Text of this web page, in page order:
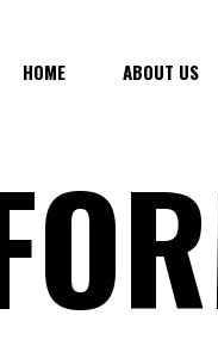
HOME ABOUT US